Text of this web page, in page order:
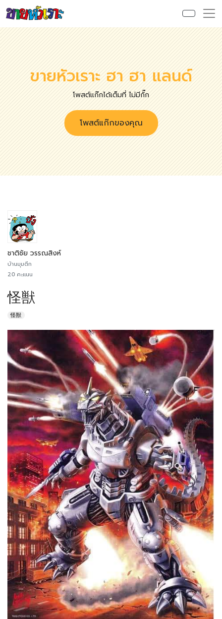
ขายหัวเราะ ฮา ฮา แลนด์
โพสต์แก๊กได้เต็มที่ ไม่มีกั๊ก
โพสต์แก๊กของคุณ
ชาติชัย วรรณสิงห์
บ้านมุมตึก
20 คะแนน
怪獣
怪獣